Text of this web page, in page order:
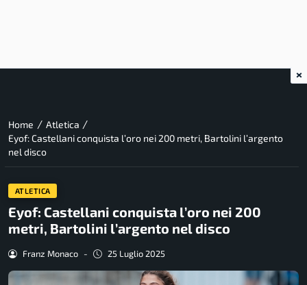
Home / Atletica /
Eyof: Castellani conquista l’oro nei 200 metri, Bartolini l’argento
nel disco
ATLETICA
Eyof: Castellani conquista l’oro nei 200
metri, Bartolini l’argento nel disco
Franz Monaco - 25 Luglio 2025
×